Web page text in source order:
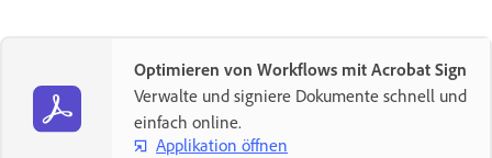
Optimieren von Workflows mit Acrobat Sign
Verwalte und signiere Dokumente schnell und
einfach online.
Applikation öffnen